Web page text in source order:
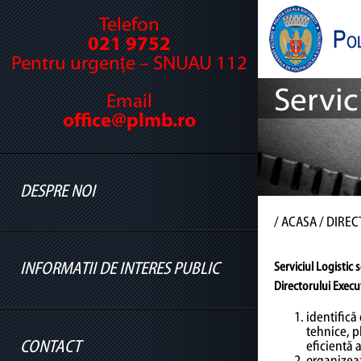
Telefon
021 9752
Pentru urgențe – SNUAU 112
Email
office@plmb.ro
DESPRE NOI
Cine suntem
Legislație
Conducere
INFORMATII DE INTERES PUBLIC
Informatii legislatie
CONTACT
/ ACASA/
Serviciul Logistic
Directorului
identifică
tehnice,
eficientă